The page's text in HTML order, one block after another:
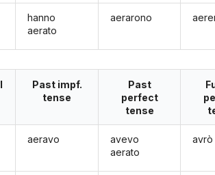
hanno
aerato
aerarono
Past impf.
tense
aeravo
Past
perfect
tense
avevo
aerato
avrò